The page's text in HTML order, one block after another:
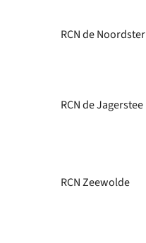
RCN de Noordster
RCN de Jagerstee
RCN Zeewolde